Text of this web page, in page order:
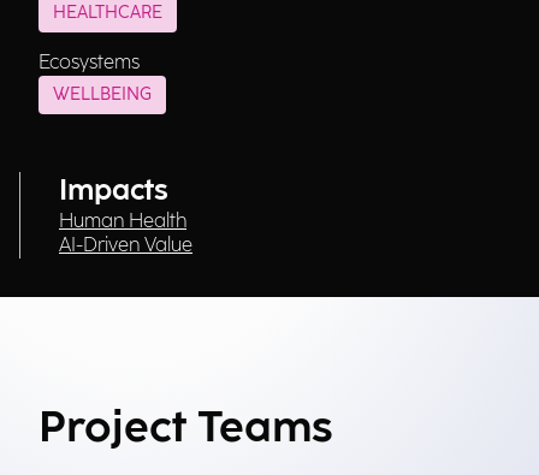
HEALTHCARE
Ecosystems
WELLBEING
Impacts
Human Health
AI-Driven Value
Project Teams